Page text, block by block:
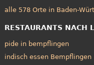
alle 578 Orte in Baden-
RESTAURANTS NACH
pide in bempflingen
indisch essen Bempflingen